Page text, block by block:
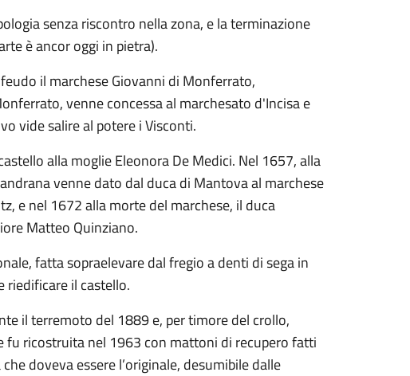
senza riscontro nella zona, e la terminazione
è ancor oggi in pietra).
il marchese Giovanni di Monferrato,
venne concessa al marchesato d'Incisa e
vide salire al potere i Visconti.
alla moglie Eleonora De Medici. Nel 1657, alla
venne dato dal duca di Mantova al marchese
e nel 1672 alla morte del marchese, il duca
Matteo Quinziano.
fatta sopraelevare dal fregio a denti di sega in
riedificare il castello.
il terremoto del 1889 e, per timore del crollo,
ricostruita nel 1963 con mattoni di recupero fatti
doveva essere l’originale, desumibile dalle